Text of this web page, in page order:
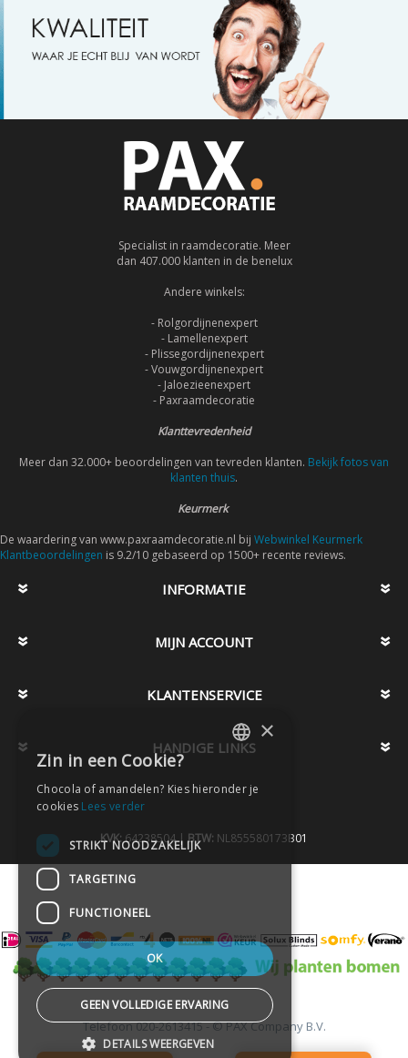
Specialist in raamdecoratie. Meer
dan 407.000 klanten in de benelux
Andere winkels:
- Rolgordijnenexpert
- Lamellenexpert
- Plissegordijnenexpert
- Vouwgordijnenexpert
- Jaloezieenexpert
- Paxraamdecoratie
Klanttevredenheid
Meer dan 32.000+ beoordelingen van tevreden klanten. Bekijk fotos van
klanten thuis.
Keurmerk
De waardering van www.paxraamdecoratie.nl bij Webwinkel Keurmerk
Klantbeoordelingen is 9.2/10 gebaseerd op 1500+ recente reviews.
INFORMATIE
MIJN ACCOUNT
KLANTENSERVICE
HANDIGE LINKS
KVK:64238504 | BTW: NL855580173B01
Telefoon020-2613415 -© PAX Company B.V.
-
DUTCH
×
Zin in een Cookie?
Chocola of amandelen? Kies hieronder je
cookies Lees verder
STRIKT NOODZAKELIJK
TARGETING
FUNCTIONEEL
OK
GEEN VOLLEDIGE ERVARING
DETAILS WEERGEVEN